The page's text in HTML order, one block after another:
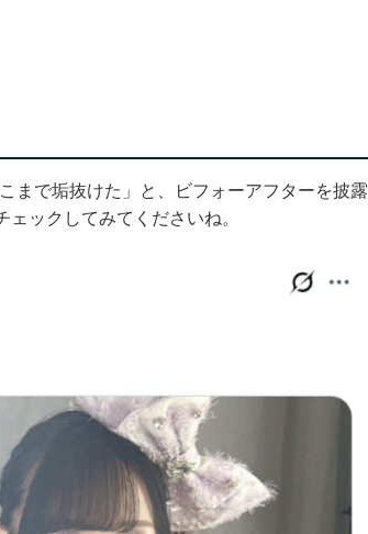
で垢抜けた」と、ビフォーアフターを披露
ックしてみてくださいね。